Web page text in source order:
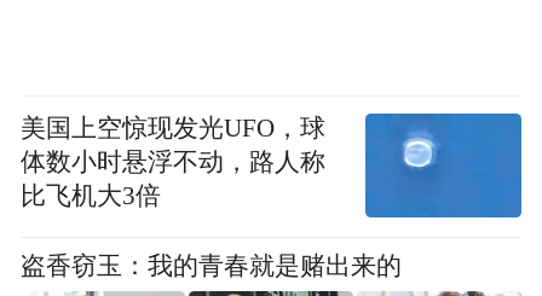
Notice: The content above (including the videos,
pictures and audios if any) is uploaded and posted
by the user of Dafeng Hao, which is a social media
platform and merely provides information storage
美国上空惊现发光UFO，球
体数小时悬浮不动，路人称
比飞机大3倍
盗香窃玉：我的青春就是赌出来的